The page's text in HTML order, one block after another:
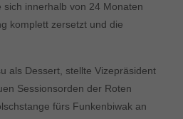
sich innerhalb von 24 Monaten
komplett zersetzt und die
als Dessert, stellte Vizepräsident
Sessionsorden der Roten
fürs Funkenbiwak an